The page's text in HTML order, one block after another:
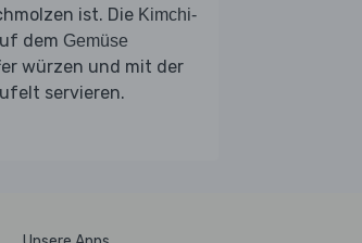
ist. Die Kimchi-
dem Gemüse
würzen und mit der
servieren.